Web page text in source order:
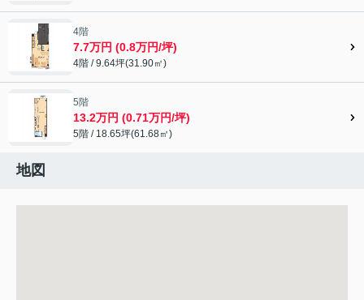
4階
7.7万円 (0.8万円/坪)
4階 / 9.64坪(31.90㎡)
5階
13.2万円 (0.71万円/坪)
5階 / 18.65坪(61.68㎡)
地図